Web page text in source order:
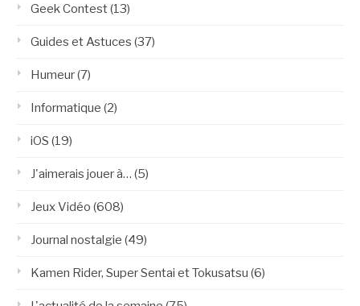
Geek Contest(13)
Guides et Astuces (37)
Humeur(7)
Informatique (2)
iOS (19)
J'aimerais jouer à… (5)
Jeux Vidéo (608)
Journal nostalgie (49)
Kamen Rider, Super Sentai et Tokusatsu (6)